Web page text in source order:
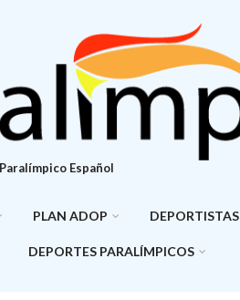
Español
PLAN ADOP DEPORTISTAS
DEPORTES PARALÍMPICOS